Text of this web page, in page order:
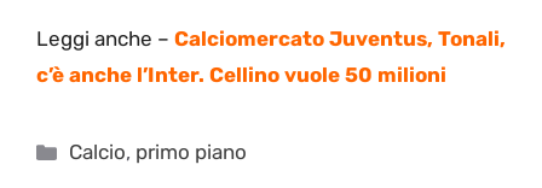
Leggi anche – Calciomercato Juventus, Tonali,
c’è anche l’Inter. Cellino vuole 50 milioni
Categorie
Calcio, primo piano